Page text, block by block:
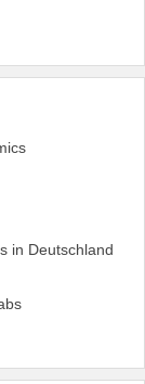
in Deutschland